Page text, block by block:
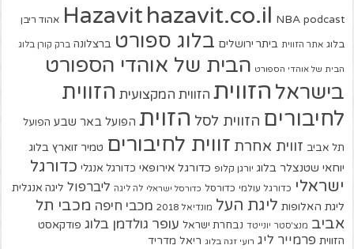
Hazavit hazavit.co.il NBA podcast אהוד ריבן
בלוג אתר הזווית ביתר ירושלים בלוג ספורט ברצלונה ברק קורן בלוג
הבית של אוהדי הספורט הבית של אוהדי הספורט
בישראל הזווית הזווית המקצועית הזווית
לחיבורים הזווית לסל הזוית הפועל באר שבע הפועל
תל אביב זווית אחרת זווית לחיבורים טמיר זוארץ בלוג
יוחאי שטנצלר בלוג יורגן קלופ כדורגל אירופאי כדורגל אנגלי כדורגל
ישראלי כדורגל עולמי כדורסל כדורסל ישראלי לה ליגה ליברפול ליגה אנגלית
ליגת האלופות ליגת העל מונדיאל 2018 מכבי חיפה מכבי תל
אביב מנצ'סטר יונייטד נבחרת ישראל עופר גולדמן בלוג פודקאסט
הזווית פרמייר ליג רועי זגה בלוג ריאל מדריד